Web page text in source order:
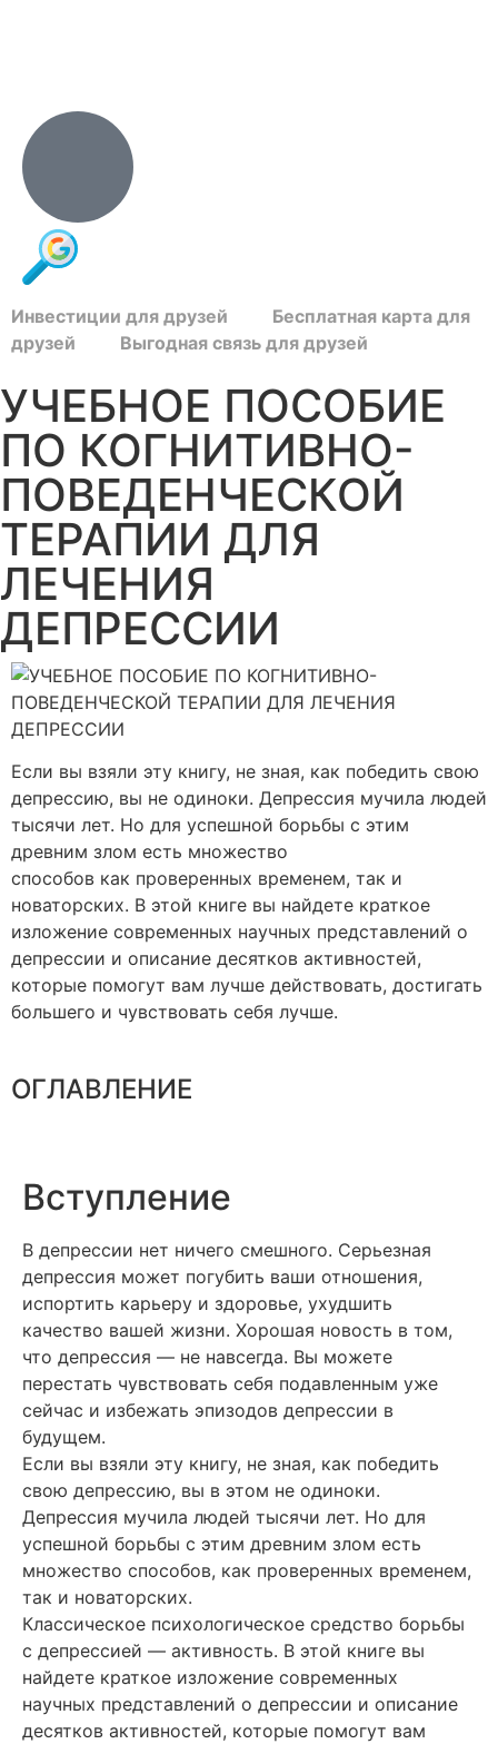
Инвестиции для друзей Бесплатная карта для
друзей
Выгодная связь для друзей
УЧЕБНОЕ ПОСОБИЕ
ПО КОГНИТИВНО-
ПОВЕДЕНЧЕСКОЙ
ТЕРАПИИ ДЛЯ
ЛЕЧЕНИЯ
ДЕПРЕССИИ
Если вы взяли эту книгу, не зная, как победить свою
депрессию, вы не одиноки. Депрессия мучила людей
тысячи лет. Но для успешной борьбы с этим
древним злом есть множество
способов как проверенных временем, так и
новаторских. В этой книге вы найдете краткое
изложение современных научных представлений о
депрессии и описание десятков активностей,
которые помогут вам лучше действовать, достигать
большего и чувствовать себя лучше.
ОГЛАВЛЕНИЕ
Вступление
В депрессии нет ничего смешного. Серьезная
депрессия может погубить ваши отношения,
испортить карьеру и здоровье, ухудшить
качество вашей жизни. Хорошая новость в том,
что депрессия — не навсегда. Вы можете
перестать чувствовать себя подавленным уже
сейчас и избежать эпизодов депрессии в
будущем.
Если вы взяли эту книгу, не зная, как победить
свою депрессию, вы в этом не одиноки.
Депрессия мучила людей тысячи лет. Но для
успешной борьбы с этим древним злом есть
множество способов, как проверенных временем,
так и новаторских.
Классическое психологическое средство борьбы
с депрессией — активность. В этой книге вы
найдете краткое изложение современных
научных представлений о депрессии и описание
десятков активностей, которые помогут вам